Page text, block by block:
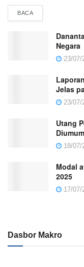
BACA
Negara
23/07/
Jelas
23/07/
Utang
18/07/
Modal
2025
17/07/
Dasbor Makro